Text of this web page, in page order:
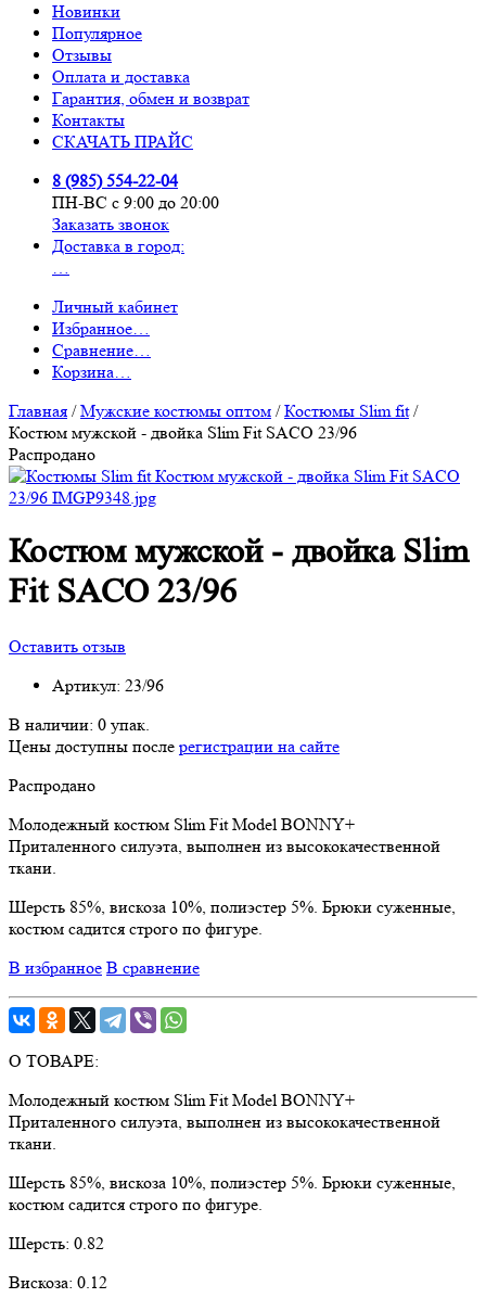
Новинки
Популярное
Отзывы
Оплата и доставка
Гарантия, обмен и возврат
Контакты
СКАЧАТЬ ПРАЙС
8 (985) 554-22-04
ПН-ВС с 9:00 до 20:00
Заказать звонок
Доставка в город:
…
Личный кабинет
Избранное…
Сравнение…
Корзина…
Главная /Мужские костюмы оптом /Костюмы Slim fit/
Костюм мужской - двойка Slim Fit SACO 23/96
Распродано
Костюм мужской - двойка Slim
Fit SACO 23/96
Оставить отзыв
Артикул: 23/96
В наличии: 0 упак.
Цены доступны после регистрации на сайте
Распродано
Молодежный костюм Slim Fit Model BONNY+
Приталенного силуэта, выполнен из высококачественной
ткани.
Шерсть 85%, вискоза 10%, полиэстер 5%. Брюки суженные,
костюм садится строго по фигуре.
В избранное В сравнение
О ТОВАРЕ:
Молодежный костюм Slim Fit Model BONNY+
Приталенного силуэта, выполнен из высококачественной
ткани.
Шерсть 85%, вискоза 10%, полиэстер 5%. Брюки суженные,
костюм садится строго по фигуре.
Шерсть: 0.82
Вискоза: 0.12